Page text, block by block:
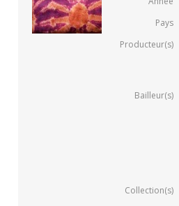
Pays
Producteur(s)
Bailleur(s)
Collection(s)